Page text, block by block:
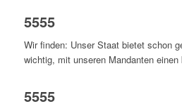
5555
Wir finden: Unser Staat bietet schon
wichtig, mit unseren Mandanten
5555